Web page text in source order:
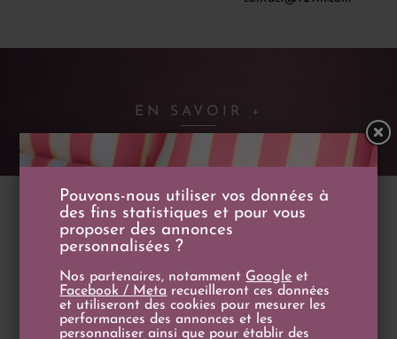
EN SAVOIR +
DESCRIPTION
Grille de cuissonØ 46 cm
Pouvons-nous utiliser vos données à
des fins statistiques et pour vous
proposer des annonces
personnalisées ?
Nos partenaires, notamment Google et
Facebook / Meta recueilleront ces données
et utiliseront des cookies pour mesurer les
performances des annonces et les
personnaliser ainsi que pour établir des